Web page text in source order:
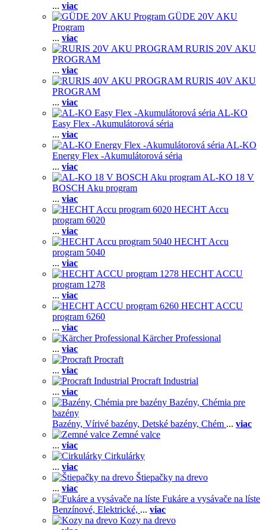
... viac
GÜDE 20V AKU
Program
... viac
RURIS 20V AKU
PROGRAM
... viac
RURIS 40V AKU
PROGRAM
... viac
AL-KO
Easy Flex -Akumulátorová séria
... viac
AL-KO
Energy Flex -Akumulátorová séria
... viac
AL-KO 18 V
BOSCH Aku program
... viac
HECHT Accu
program 6020
... viac
HECHT Accu
program 5040
... viac
HECHT ACCU
program 1278
... viac
HECHT ACCU
program 6260
... viac
Kärcher Professional
... viac
Procraft
... viac
Procraft Industrial
... viac
Bazény, Chémia pre
bazény
Bazény, Vírivé bazény, Detské bazény, Chém ... viac
Zemné valce
... viac
Cirkulárky
... viac
Štiepačky na drevo
... viac
Fukáre a vysávače na líste
Benzínové, Elektrické, ... viac
Kozy na drevo